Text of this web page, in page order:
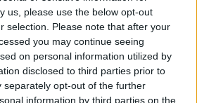
us, please use the below opt-out
selection. Please note that after your
you may continue seeing
on personal information utilized by
disclosed to third parties prior to
separately opt-out of the further
information by third parties on the